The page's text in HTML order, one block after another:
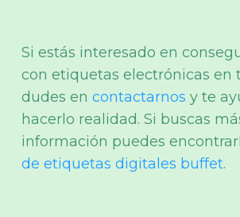
Si estás interesado en
con etiquetas electrónicas en
dudes en contactarnos y te
hacerlo realidad. Si buscas
información puedes
de etiquetas digitales buffet.